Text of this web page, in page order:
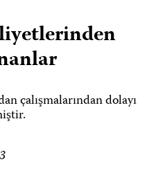
çalışmalarından dolayı